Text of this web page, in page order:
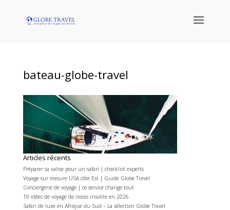
bateau-globe-travel
Articles récents
Préparer sa valise pour un safari | checklist experts
Voyage sur mesure USA côte Est | Guide Globe Travel
Conciergerie de voyage | ce service change tout
10 idées de voyage de noces insolite en 2026
Safari de luxe en Afrique du Sud – La sélection Globe Travel